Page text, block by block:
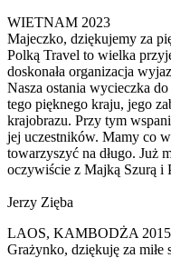
WIETNAM 2023
Majeczko, dziękujemy za
Polką Travel to wielka
doskonała organizacja
Nasza ostania wycieczka
tego pięknego kraju, jego
krajobrazu. Przy tym
jej uczestników. Mamy co
towarzyszyć na długo. Już
oczywiście z Majką Szurą i
Jerzy Zięba
LAOS, KAMBODŻA
Grażynko, dziękuję za miłe